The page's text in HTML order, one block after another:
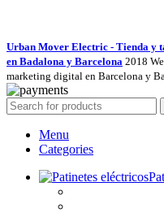
Urban Mover Electric - Tienda y
en Badalona y Barcelona 2018
marketing digital en Barcelona y
Menu
Categories